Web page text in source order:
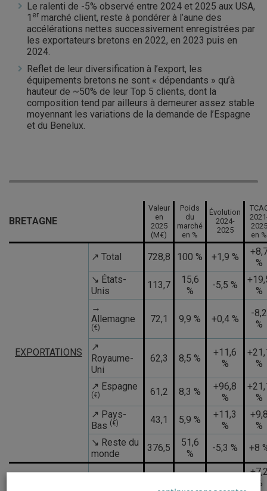
Le ralenti de -5% observé entre 2024 et 2025 aux USA,
1 er marché client, reste à pondérer à l’aune des
accélérations nettes successivement enregistrées par
les exportateurs bretons en 2022, en 2023 puis en
2024.
Reflet de leur diversification à l’export, les
équipements bretons ne sont « dépendants » qu’à
hauteur de ~50% de leur Top 5 clients, dont la
composition tend par ailleurs à demeurer assez stable
moyennant les variations de la demande de l’Espagne
et du Benelux.
BRETAGNE
Valeur
en
2025
(M€)
Poids
du
marché
en %
Évolution
2024-
2025
2025
en %
EXPORTATIONS
↗ Total 728,8 100 % +1,9 %
%
↘ États-
Unis
113,7
15,6
%
-5,5 %
%
→
Allemagne
(€)
72,1 9,9 % +0,4 %
-8,2
%
↗
Royaume-
Uni
62,3 8,5 %
+11,6
%
%
↗ Espagne
(€) 61,2 8,3 %
+96,8
%
%
↗ Pays-
Bas (€) 43,1 5,9 %
+11,3
%
%
↘ Reste du
monde
376,5
51,6
%
-5,3 % +8
%